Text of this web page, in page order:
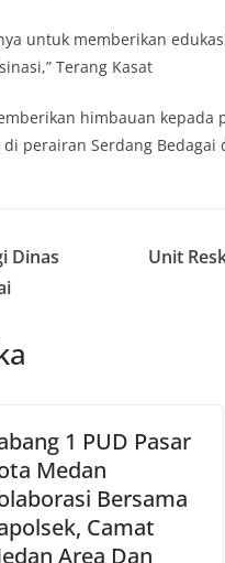
untuk memberikan
Terang Kasat
himbauan kepada
perairan Serdang
Dinas
Unit
1 PUD Pasar
Medan
Bersama
Camat
Area Dan